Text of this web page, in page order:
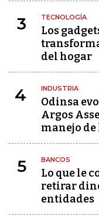
3 TECNOLOGÍA
Los
del hogar
4 INDUSTRIA
Odinsa
Argos
manejo
5 BANCOS
Lo que le
retirar
entidades